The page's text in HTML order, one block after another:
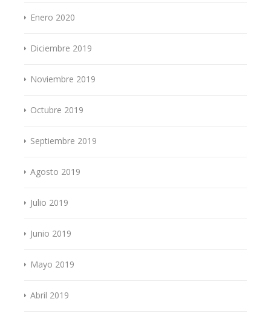
Enero 2020
Diciembre 2019
Noviembre 2019
Octubre 2019
Septiembre 2019
Agosto 2019
Julio 2019
Junio 2019
Mayo 2019
Abril 2019